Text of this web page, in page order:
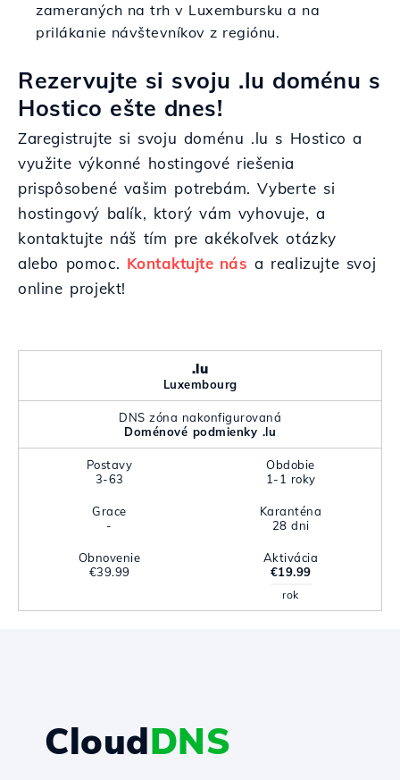
zameraných na trh v Luxembursku a na
prilákanie návštevníkov z regiónu.
Rezervujte si svoju .lu doménu s
Hostico ešte dnes!
Zaregistrujte si svoju doménu .lu s Hostico a
využite výkonné hostingové riešenia
prispôsobené vašim potrebám. Vyberte si
hostingový balík, ktorý vám vyhovuje, a
kontaktujte náš tím pre akékoľvek otázky
alebo pomoc. Kontaktujte nás a realizujte svoj
online projekt!
.lu
Luxembourg
DNS zóna nakonfigurovaná
Doménové podmienky .lu
Postavy
3-63
Obdobie
1-1 roky
Grace
-
Karanténa
28 dni
Obnovenie
€39.99
Aktivácia
€19.99
rok
CloudDNS